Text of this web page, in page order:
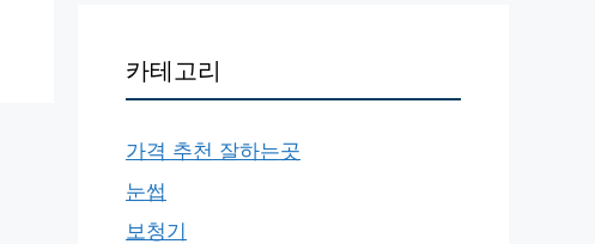
카테고리
가격 추천 잘하는곳
눈썹
보청기